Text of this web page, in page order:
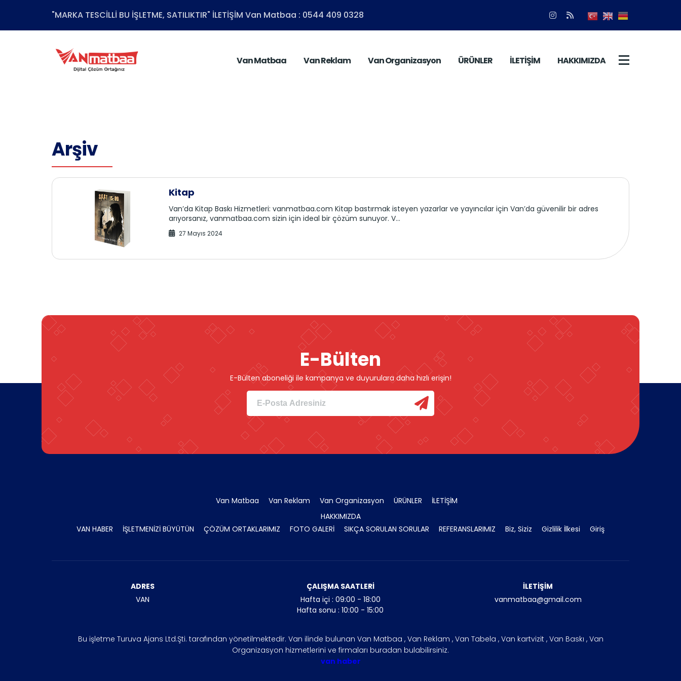
"MARKA TESCİLLİ BU İŞLETME, SATILIKTIR" İLETİŞİM Van Matbaa : 0544 409 0328
Van Matbaa Van Reklam Van Organizasyon ÜRÜNLER İLETİŞİM HAKKIMIZDA
Arşiv
Kitap
Van’da Kitap Baskı Hizmetleri: vanmatbaa.com Kitap bastırmak isteyen yazarlar ve yayıncılar için Van’da güvenilir bir adres
arıyorsanız, vanmatbaa.com sizin için ideal bir çözüm sunuyor. V...
27 Mayıs 2024
E-Bülten
E-Bülten aboneliği ile kampanya ve duyurulara daha hızlı erişin!
Van Matbaa Van Reklam Van Organizasyon ÜRÜNLER
İLETİŞİM
HAKKIMIZDA
VAN HABER
İŞLETMENİZİ BÜYÜTÜN ÇÖZÜM ORTAKLARIMIZ FOTO GALERİ SIKÇA SORULAN SORULAR REFERANSLARIMIZ Biz, Siziz Gizlilik İlkesi Giriş
ADRES
VAN
ÇALIŞMA SAATLERİ
Hafta içi : 09:00 - 18:00
Hafta sonu : 10:00 - 15:00
İLETİŞİM
vanmatbaa@gmail.com
Bu işletme Turuva Ajans Ltd.Şti. tarafından yönetilmektedir. Van ilinde bulunan Van Matbaa , Van Reklam , Van Tabela , Van kartvizit , Van Baskı , Van
Organizasyon hizmetlerini ve firmaları buradan bulabilirsiniz.
van haber